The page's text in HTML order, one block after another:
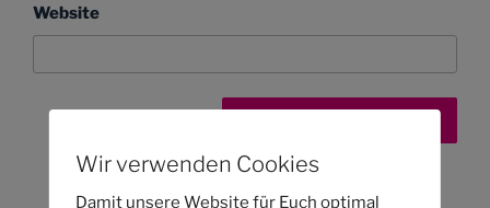
Website
Wir verwenden Cookies
Damit unsere Website für Euch optimal